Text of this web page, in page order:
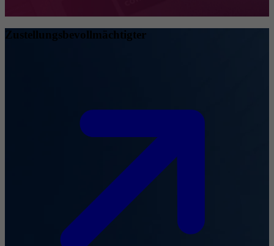
Zustellungsbevollmächtigter